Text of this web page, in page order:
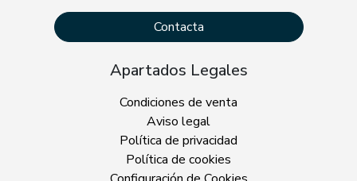
Contacta
Apartados Legales
Condiciones de venta
Aviso legal
Política de privacidad
Política de cookies